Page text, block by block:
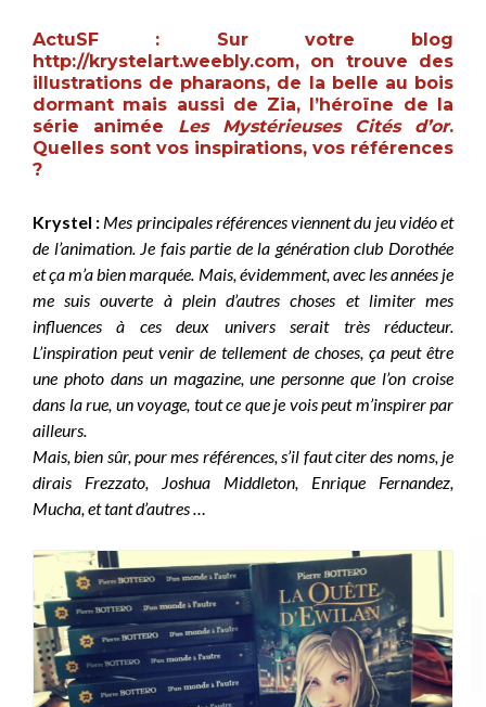
ActuSF : Sur votre blog
http://krystelart.weebly.com, on trouve des
illustrations de pharaons, de la belle au bois
dormant mais aussi de Zia, l’héroïne de la
série animée Les Mystérieuses Cités d’or.
Quelles sont vos inspirations, vos références
?
Krystel : Mes principales références viennent du jeu vidéo et
de l’animation. Je fais partie de la génération club Dorothée
et ça m’a bien marquée. Mais, évidemment, avec les années je
me suis ouverte à plein d’autres choses et limiter mes
influences à ces deux univers serait très réducteur.
L’inspiration peut venir de tellement de choses, ça peut être
une photo dans un magazine, une personne que l’on croise
dans la rue, un voyage, tout ce que je vois peut m’inspirer par
ailleurs.
Mais, bien sûr, pour mes références, s’il faut citer des noms, je
dirais Frezzato, Joshua Middleton, Enrique Fernandez,
Mucha, et tant d’autres …